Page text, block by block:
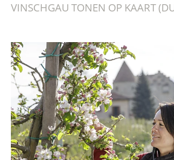
VINSCHGAU TONEN OP KAART